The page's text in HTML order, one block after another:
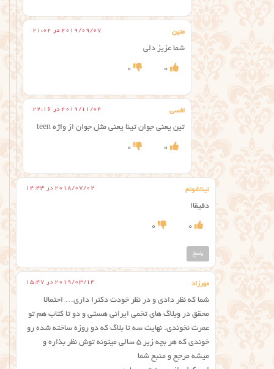
متین 2019/09/07 در 21:02
شما عزیز دلی
0
0
افسی 2019/11/04 در 22:16
تین یعنی جوان تینا یعنی مثل جوان از واژه teen
0
0
تیناشونم 2018/07/02 در 14:43
دقیقاا
0
0
پاسخ
مهرزاد 2019/03/14 در 15:47
شما که نظر دادی و در نظر خودت دکترا داری… احتمالا
محقق در وبلاگ های تخمی ایرانی هستی و دو تا کتاب هم تو
عمرت نخوندی. نهایت سه تا بلاگ که دو روزه ساخته شده رو
خوندی که هر بچه زیر ۵ سالی میتونه توش نظر بذاره و
میشه مرجع و منبع شما